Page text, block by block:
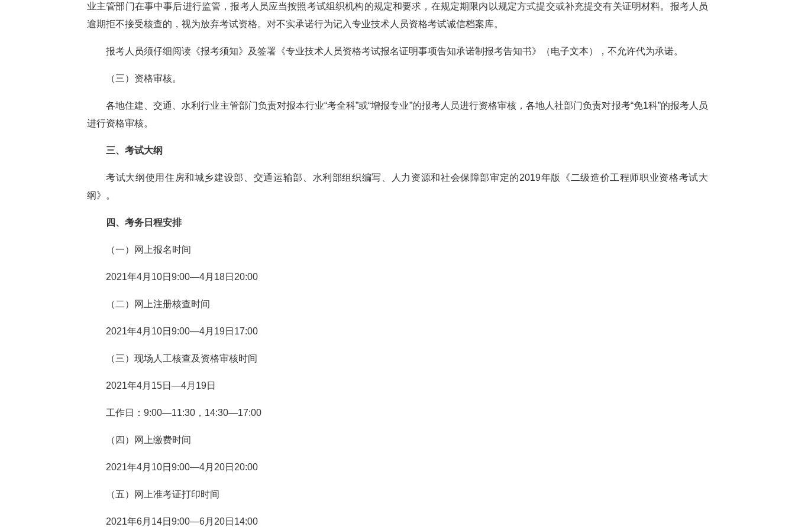
业主管部门在事中事后进行监管，报考人员应当按照考试组织机构的规定和要求，在规定期限内以规定方式提交或补充提交有关证明材料。报考人员
逾期拒不接受核查的，视为放弃考试资格。 对不实承诺行为记入专业技术人员资格考试诚信档案库。
报考人员须仔细阅读《报考须知》及签署《专业技术人员资格考试报名证明事项告知承诺制报考告知书》（电子文本），不允许代为承诺。
（三）资格审核。
各地住建、交通、水利行业主管部门负责对报本行业“考全科”或“增报专业”的报考人员进行资格审核，各地人社部门负责对报考“免1科”的报考人员
进行资格审核。
三、 考试大纲
考试大纲使用住房和城乡建设部、交通运输部、水利部组织编写、人力资源和社会保障部审定的2019年版《二级造价工程师职业资格考试大
纲》。
四、考务日程安排
（一）网上报名时间
2021年4月10日 9:00—4月18日20:00
（二）网上注册核查时间
2021年4月10日 9:00—4月19日17:00
（三）现场人工核查及资格审核时间
2021年4月15日 —4月19日
工作日：9:00—11:30，14:30—17:00
（四）网上缴费时间
2021年4月10日 9:00—4月20日20:00
（五）网上准考证打印时间
2021年6月14日 9:00—6月20日14:00